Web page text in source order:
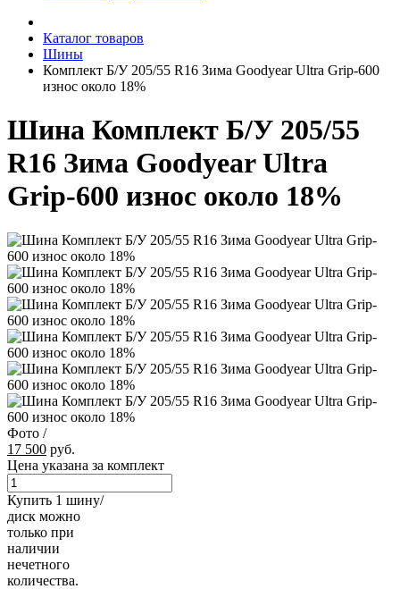
Каталог товаров
Шины
Комплект Б/У 205/55 R16 Зима Goodyear Ultra Grip-600
износ около 18%
Шина Комплект Б/У 205/55
R16 Зима Goodyear Ultra
Grip-600 износ около 18%
Фото /
17 500 руб.
Цена указана за комплект
Купить 1 шину/
диск можно
только при
наличии
нечетного
количества.